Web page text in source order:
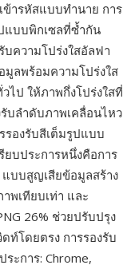
ารหัสแบบทำนาย การ
แบบพิกเซลที่ซ้ำกัน
บความโปร่งใสอัลฟา
ลพร้อมความโปร่งใส
ไป ให้ภาพกึ่งโปร่งใสที่
บลำดับภาพเคลื่อนไหว
รองรับสีเต็มรูปแบบ
บประการหนึ่งคือการ
บบสูญเสียข้อมูลสร้าง
พเทียบเท่า และ
26% ช่วยปรับปรุง
ท์โดยตรง การรองรับ
ะการ: Chrome,